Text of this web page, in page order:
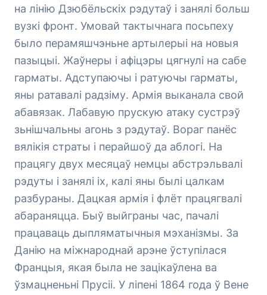
на лінію Дзюбёльскіх рэдутаў і занялі больш
вузкі фронт. Умовай тактычнага посьпеху
было перамяшчэньне артылерыі на новыя
пазыцыі. Жаўнеры і афіцэры цягнулі на сабе
гарматы. Адступаючы і ратуючы гарматы,
яны ратавалі радзіму. Армія выканала свой
абавязак. Лабавую прускую атаку сустрэў
зьнішчальны агонь з рэдутаў. Вораг панёс
вялікія страты і перайшоў да аблогі. На
працягу двух месяцаў немцы абстрэльвалі
рэдуты і занялі іх, калі яны былі цалкам
разбураны. Дацкая армія і флёт працягвалі
абараняцца. Быў выйграны час, пачалі
працаваць дыпляматычныя мэханізмы. За
Данію на міжнароднай арэне ўступілася
Францыя, якая была не зацікаўлена ва
ўзмацненьні Прусіі. У ліпені 1864 года ў Вене